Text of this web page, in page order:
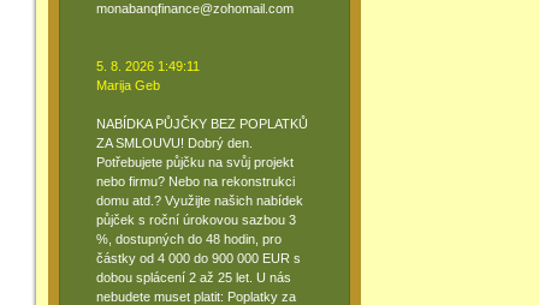
monabanqfinance@zohomail.com
5. 8. 2026 1:49:11
Marija Geb
NABÍDKA PŮJČKY BEZ POPLATKŮ
ZA SMLOUVU! Dobrý den.
Potřebujete půjčku na svůj projekt
nebo firmu? Nebo na rekonstrukci
domu atd.? Využijte našich nabídek
půjček s roční úrokovou sazbou 3
%, dostupných do 48 hodin, pro
částky od 4 000 do 900 000 EUR s
dobou splácení 2 až 25 let. U nás
nebudete muset platit: Poplatky za